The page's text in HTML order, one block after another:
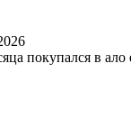
покупался в